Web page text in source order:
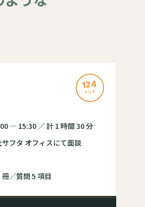
124
FILE
— 15:30 ／ 計 1 時間 30 分
フタ オフィスにて面談
／質問 5 項目